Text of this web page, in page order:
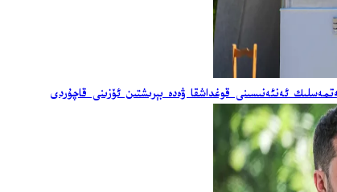
ئەنئەنىسىنى قوغداشقا ۋەدە بېرىشتىن ئۆزىنى قاچۇردى